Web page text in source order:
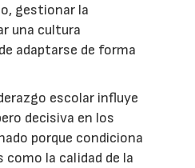
gestionar la
una cultura
adaptarse de forma
escolar influye
decisiva en los
porque condiciona
la calidad de la